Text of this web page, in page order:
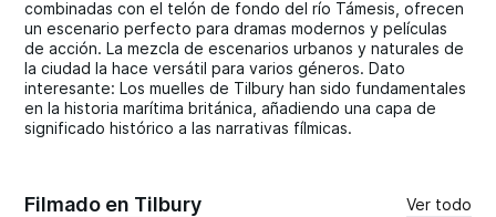
combinadas con el telón de fondo del río Támesis, ofrecen
un escenario perfecto para dramas modernos y películas
de acción. La mezcla de escenarios urbanos y naturales de
la ciudad la hace versátil para varios géneros. Dato
interesante: Los muelles de Tilbury han sido fundamentales
en la historia marítima británica, añadiendo una capa de
significado histórico a las narrativas fílmicas.
Filmado en Tilbury Ver todo